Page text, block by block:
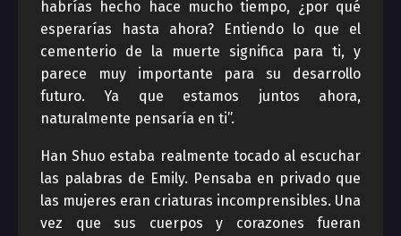
habrías hecho hace mucho tiempo, ¿por qué
esperarías hasta ahora? Entiendo lo que el
cementerio de la muerte significa para ti, y
parece muy importante para su desarrollo
futuro. Ya que estamos juntos ahora,
naturalmente pensaría en ti”.
Han Shuo estaba realmente tocado al escuchar
las palabras de Emily. Pensaba en privado que
las mujeres eran criaturas incomprensibles. Una
vez que sus cuerpos y corazones fueran